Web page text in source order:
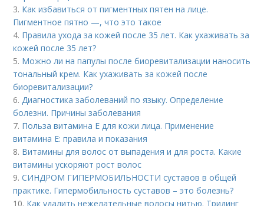
3. Как избавиться от пигментных пятен на лице.
Пигментное пятно —, что это такое
4. Правила ухода за кожей после 35 лет. Как ухаживать за
кожей после 35 лет?
5. Можно ли на папулы после биоревитализации наносить
тональный крем. Как ухаживать за кожей после
биоревитализации?
6.Диагностика заболеваний по языку. Определение
болезни. Причины заболевания
7. Польза витамина Е для кожи лица. Применение
витамина E: правила и показания
8. Витамины для волос от выпадения и для роста. Какие
витамины ускоряют рост волос
9.СИНДРОМ ГИПЕРМОБИЛЬНОСТИ суставов в общей
практике. Гипермобильность суставов – это болезнь?
10. Как удалить нежелательные волосы нитью. Тридинг